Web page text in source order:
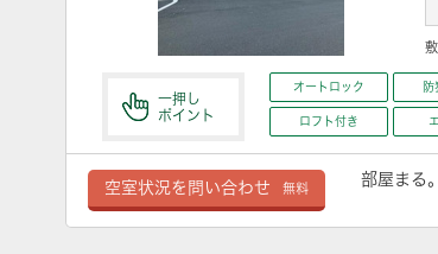
敷
一押し
ポイント
オートロック 防
ロフト付き
空室状況を問い合わせ 無料
部屋まる。